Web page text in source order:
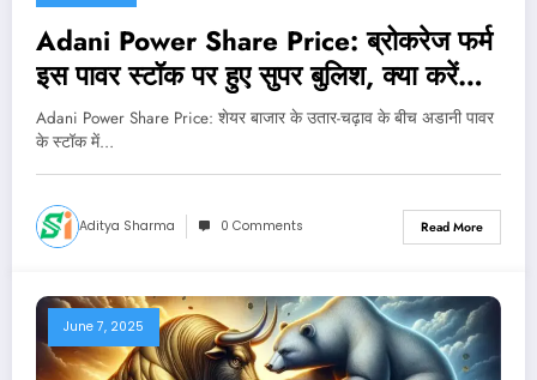
Adani Power Share Price: ब्रोकरेज फर्म
इस पावर स्टॉक पर हुए सुपर बुलिश, क्या करें
निवेशक Buy, Sell or Hold?
Adani Power Share Price: शेयर बाजार के उतार-चढ़ाव के बीच अडानी पावर
के स्टॉक में…
Aditya Sharma 0 Comments Read More
June 7, 2025